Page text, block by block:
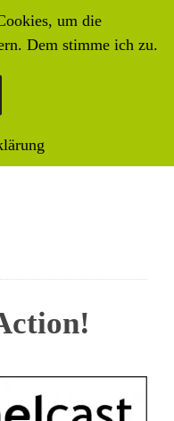
um die
Dem stimme ich zu.